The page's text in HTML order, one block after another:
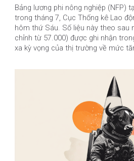
Bảng lương phi nông nghiệp (NFP)
trong tháng 7, Cục Thống kê Lao
hôm thứ Sáu. Số liệu này theo sau
chỉnh từ 57.000) được ghi nhận
xa kỳ vọng của thị trường về mức